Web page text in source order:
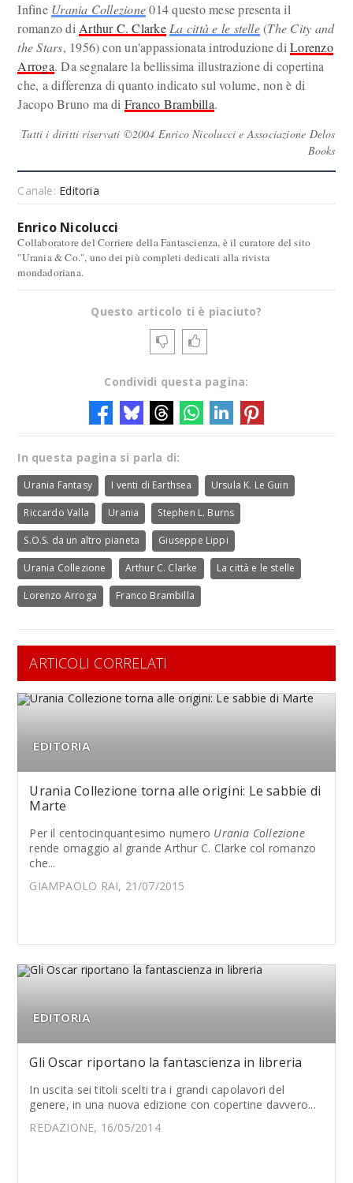
Infine Urania Collezione014 questo mese presenta il
romanzo di Arthur C. Clarke La città e le stelle(The City and
the Stars, 1956) con un'appassionata introduzione diLorenzo
Arroga. Da segnalare la bellissima illustrazione di copertina
che, a differenza di quanto indicato sul volume, non è di
Jacopo Bruno ma di Franco Brambilla.
Tutti i diritti riservati ©2004 Enrico Nicolucci e Associazione Delos
Books
Canale: Editoria
Enrico Nicolucci
Collaboratore del Corriere della Fantascienza, è il curatore del sito
"Urania & Co.", uno dei più completi dedicati alla rivista
mondadoriana.
Questo articolo ti è piaciuto?
Condividi questa pagina:
In questa pagina si parla di:
Urania Fantasy I venti di Earthsea Ursula K. Le Guin
Riccardo Valla Urania Stephen L. Burns
S.O.S. da un altro pianeta Giuseppe Lippi
Urania Collezione Arthur C. Clarke La città e le stelle
Lorenzo Arroga Franco Brambilla
ARTICOLI CORRELATI
EDITORIA
Urania Collezione torna alle origini: Le sabbie di
Marte
Per il centocinquantesimo numero Urania Collezione
rende omaggio al grande Arthur C. Clarke col romanzo
che...
GIAMPAOLO RAI, 21/07/2015
EDITORIA
Gli Oscar riportano la fantascienza in libreria
In uscita sei titoli scelti tra i grandi capolavori del
genere, in una nuova edizione con copertine davvero...
REDAZIONE, 16/05/2014